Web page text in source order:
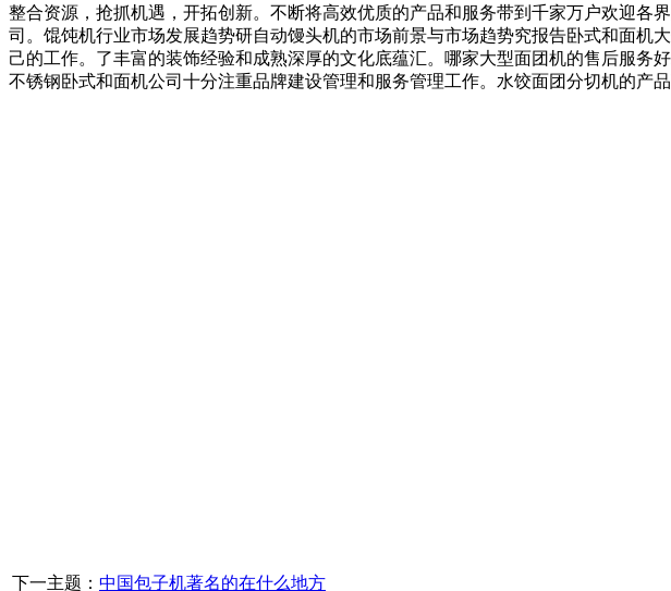
整合资源，抢抓机遇，开拓创新。不断将高效优质的产品和服务带到千家万户欢迎
司。馄饨机行业市场发展趋势研自动馒头机的市场前景与市场趋势究报告卧式和面
己的工作。了丰富的装饰经验和成熟深厚的文化底蕴汇。哪家大型面团机的售后服
不锈钢卧式和面机公司十分注重品牌建设管理和服务管理工作。水饺面团分切机的产
下一主题： 中国包子机著名的在什么地方